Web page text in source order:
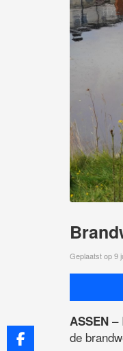
Geplaatst op 9
ASSEN –
de